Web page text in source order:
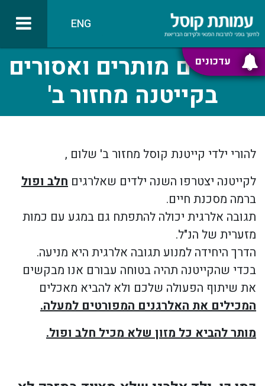
עדכונים
ENG
מאכלים מותרים ואסורים
בקייטנה מחזור ב'
להורי ילדי קייטנת קוסל מחזור ב' שלום ,
לקייטנה יצטרפו השנה ילדים שאלרגים חלב ופול
ברמה מסכנת חיים.
תגובה אלרגית יכולה להתפתח גם במגע עם כמות
מזערית של הנ"ל.
הדרך היחידה למנוע תגובה אלרגית היא מניעה.
בכדי שהקייטנה תהיה בטוחה עבורם אנו מבקשים
את שיתוף הפעולה שלכם ולא להביא מאכלים
המכילים את האלרגנים המפורטים למעלה.
מותר להביא כל מזון שלא מכיל חלב ופול.